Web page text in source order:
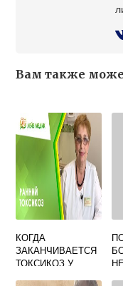
Вам также
КОГДА
ЗАКАНЧИВАЕТСЯ
ТОКСИКОЗ У